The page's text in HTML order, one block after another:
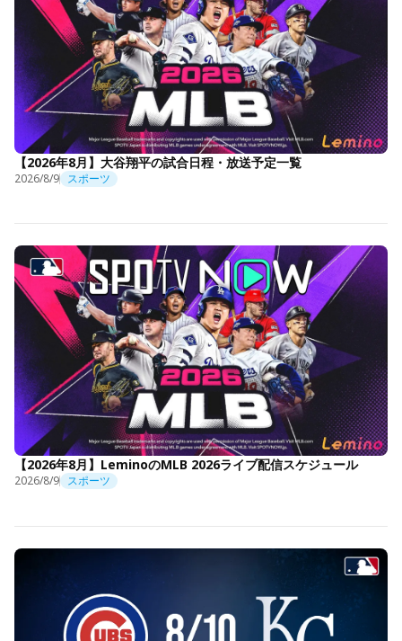
【2026年8月】大谷翔平の試合日程・放送予定一覧
2026/8/9 スポーツ
【2026年8月】LeminoのMLB 2026ライブ配信スケジュール
2026/8/9 スポーツ